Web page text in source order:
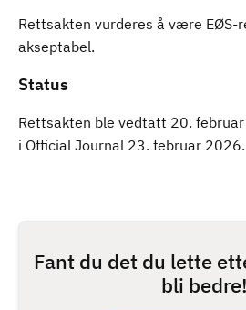
Rettsakten vurderes å være EØS-
akseptabel.
Status
Rettsakten ble vedtatt 20.
i Official Journal 23. februar 2026.
Fant du det du lette
bli bedre!